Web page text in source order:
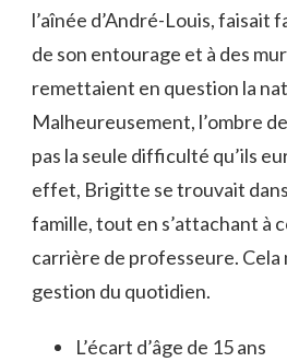
l’aînée d’André-Louis, faisait
de son entourage et à des
remettaient en question la
Malheureusement, l’ombre
pas la seule difficulté qu’ils
effet, Brigitte se trouvait
famille, tout en s’attachant à
carrière de professeure. Cela
gestion du quotidien.
L’écart d’âge de 15 ans